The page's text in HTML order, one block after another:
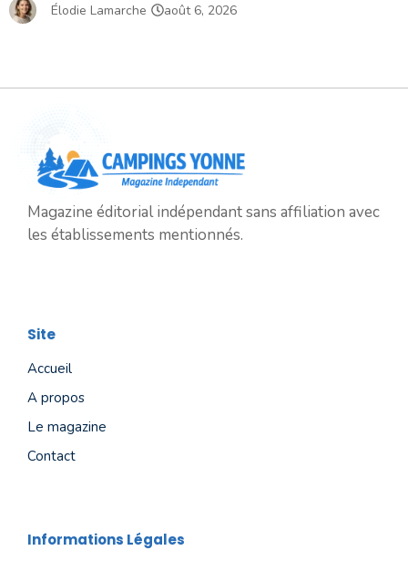
Élodie Lamarche août 6, 2026
Magazine éditorial indépendant sans affiliation avec
les établissements mentionnés.
Site
Accueil
A propos
Le magazine
Contact
Informations Légales